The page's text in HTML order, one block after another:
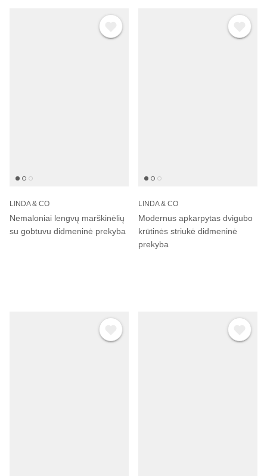
LINDA & CO
Nemaloniai lengvų marškinėlių
su gobtuvu didmeninė prekyba
LINDA & CO
Modernus apkarpytas dvigubo
krūtinės striukė didmeninė
prekyba